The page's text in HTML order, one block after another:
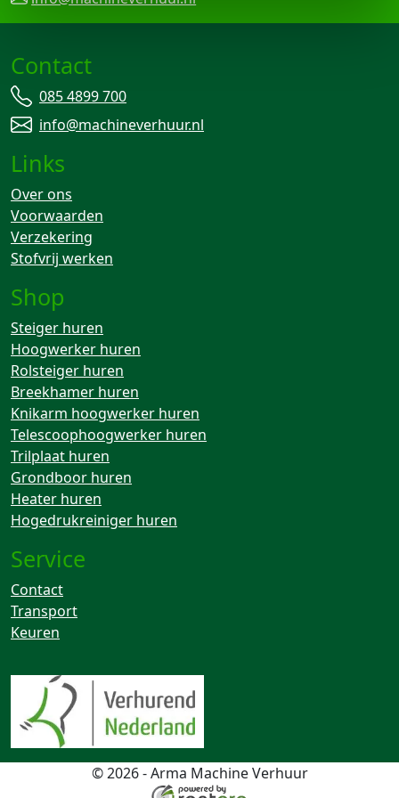
Contact
085 4899 700
info@machineverhuur.nl
Links
Over ons
Voorwaarden
Verzekering
Stofvrij werken
Shop
Steiger huren
Hoogwerker huren
Rolsteiger huren
Breekhamer huren
Knikarm hoogwerker huren
Telescoophoogwerker huren
Trilplaat huren
Grondboor huren
Heater huren
Hogedrukreiniger huren
Service
Contact
Transport
Keuren
© 2026 - Arma Machine Verhuur